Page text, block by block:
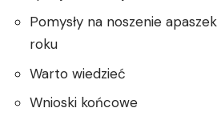
Pomysły na noszenie
roku
Warto wiedzieć
Wnioski końcowe